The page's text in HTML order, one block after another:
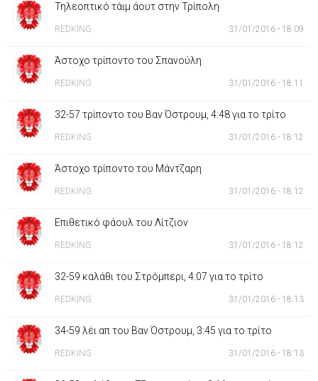
Τηλεοπτικό τάιμ άουτ στην Τρίπολη
REDKING 31/01/2016 - 18:09
Άστοχο τρίποντο του Σπανούλη
REDKING 31/01/2016 - 18:11
32-57 τρίποντο του Βαν Όστρουμ, 4:48 για το τρίτο
REDKING 31/01/2016 - 18:12
Άστοχο τρίποντο του Μάντζαρη
REDKING 31/01/2016 - 18:12
Επιθετικό φάουλ του Λίτζιον
REDKING 31/01/2016 - 18:12
32-59 καλάθι του Στρόμπερι, 4:07 για το τρίτο
REDKING 31/01/2016 - 18:13
34-59 λέι απ του Βαν Όστρουμ, 3:45 για το τρίτο
REDKING 31/01/2016 - 18:13